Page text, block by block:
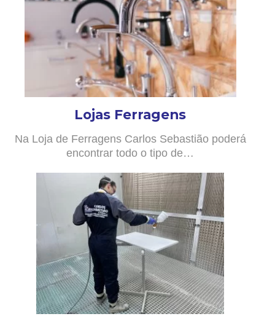
Lojas Ferragens
Na Loja de Ferragens Carlos Sebastião poderá
encontrar todo o tipo de…